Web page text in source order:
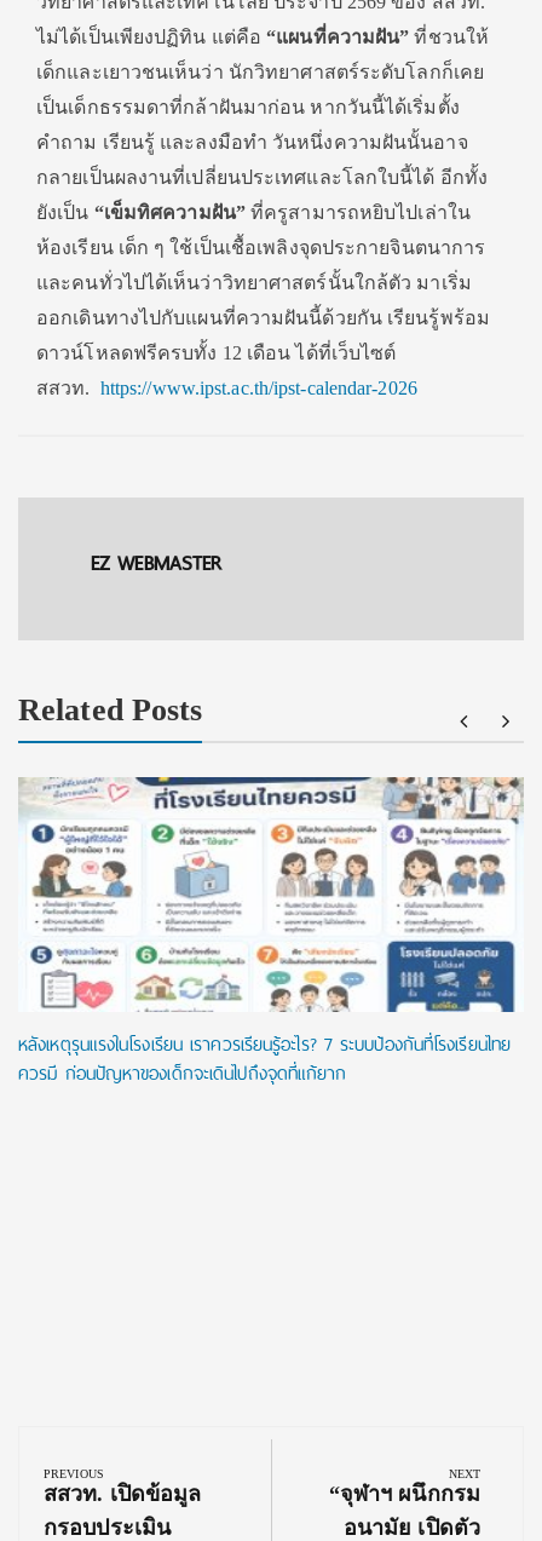
ไม่ได้เป็นเพียงปฏิทิน แต่คือ“แผนที่ความฝัน” ที่ชวนให้
เด็กและเยาวชนเห็นว่า นักวิทยาศาสตร์ระดับโลกก็เคย
เป็นเด็กธรรมดาที่กล้าฝันมาก่อน หากวันนี้ได้เริ่มตั้ง
คำถาม เรียนรู้ และลงมือทำ วันหนึ่งความฝันนั้นอาจ
กลายเป็นผลงานที่เปลี่ยนประเทศและโลกใบนี้ได้ อีกทั้ง
ยังเป็น “เข็มทิศความฝัน”ที่ครูสามารถหยิบไปเล่าใน
ห้องเรียน เด็ก ๆ ใช้เป็นเชื้อเพลิงจุดประกายจินตนาการ
และคนทั่วไปได้เห็นว่าวิทยาศาสตร์นั้นใกล้ตัว มาเริ่ม
ออกเดินทางไปกับแผนที่ความฝันนี้ด้วยกัน เรียนรู้พร้อม
ดาวน์โหลดฟรีครบทั้ง 12 เดือน ได้ที่เว็บไซต์
สสวท. https://www.ipst.ac.th/ipst-calendar-2026
EZ WEBMASTER
Related Posts
หลังเหตุรุนแรงในโรงเรียน เราควรเรียนรู้อะไร? 7 ระบบป้องกันที่โรงเรียนไทย
ควรมี ก่อนปัญหาของเด็กจะเดินไปถึงจุดที่แก้ยาก
navigation
PREVIOUS
Previous
Post:
สสวท. เปิดข้อมูล
กรอบประเมิน
NEXT
Next
Post:
“จุฬาฯ ผนึกกรม
อนามัย เปิดตัว